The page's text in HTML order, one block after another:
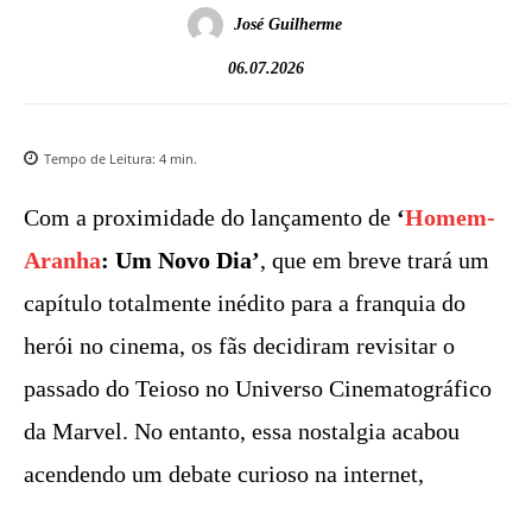
José Guilherme
06.07.2026
Tempo de Leitura: 4 min.
Com a proximidade do lançamento de ‘Homem-
Aranha: Um Novo Dia’, que em breve trará um
capítulo totalmente inédito para a franquia do
herói no cinema, os fãs decidiram revisitar o
passado do Teioso no Universo Cinematográfico
da Marvel. No entanto, essa nostalgia acabou
acendendo um debate curioso na internet,